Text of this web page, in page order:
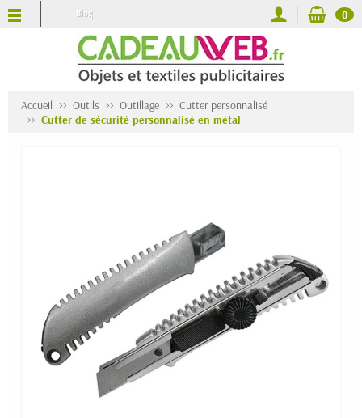
Blog 0
Accueil Outils Outillage
Cutter personnalisé
Cutter de sécurité personnalisé en métal